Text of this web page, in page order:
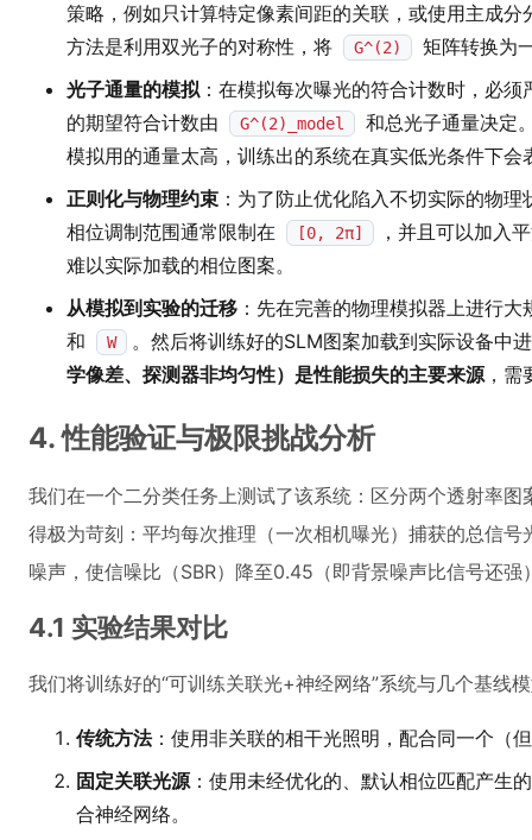
策略，例如只计算特定像素间距的关联，或使用主成
方法是利用双光子的对称性，将
G^(2)
矩阵转换为
光子通量的模拟：在模拟每次曝光的符合计数时，必
的期望符合计数由
G^(2)_model
和总光子通量决定
模拟用的通量太高，训练出的系统在真实低光条件下会
正则化与物理约束 ：为了防止优化陷入不切实际的物
相位调制范围通常限制在
[0, 2π]
，并且可以加入
难以实际加载的相位图案。
从模拟到实验的迁移 ：先在完善的物理模拟器上进行
和
W
。然后将训练好的SLM图案加载到实际设备中
学像差、探测器非均匀性）是性能损失的主要来源，需
4. 性能验证与极限挑战分析
我们在一个二分类任务上测试了该系统：区分两个透射率
得极为苛刻：平均每次推理（一次相机曝光）捕获的总信
噪声，使信噪比（SBR）降至0.45（即背景噪声比信号还强
4.1 实验结果对比
我们将训练好的“可训练关联光+神经网络”系统与几个基线
传统方法：使用非关联的相干光照明，配合同一个（
固定关联光源：使用未经优化的、默认相位匹配产生
合神经网络。